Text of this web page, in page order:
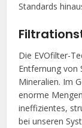
Standards
Die EVOfilter-
Entfernung von
Mineralien. Im
enorme
ineffizientes,
bei unseren